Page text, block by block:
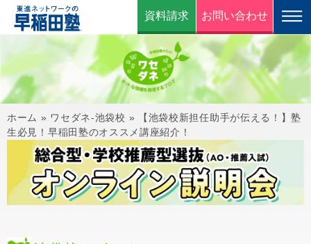
資料請求 お問い合わせ
ホーム » ワセダネ-池袋校 »
【池袋校新担任助手が伝える！】塾
生必見！早稲田塾のオススメ講座紹介！